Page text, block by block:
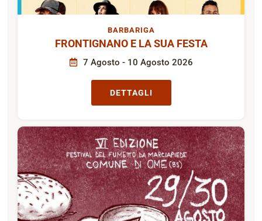
BARBARIGA
FRONTIGNANO E LA SUA FESTA
7 Agosto - 10 Agosto 2026
DETTAGLI